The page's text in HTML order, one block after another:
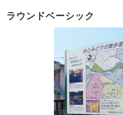
ラウンドベーシック